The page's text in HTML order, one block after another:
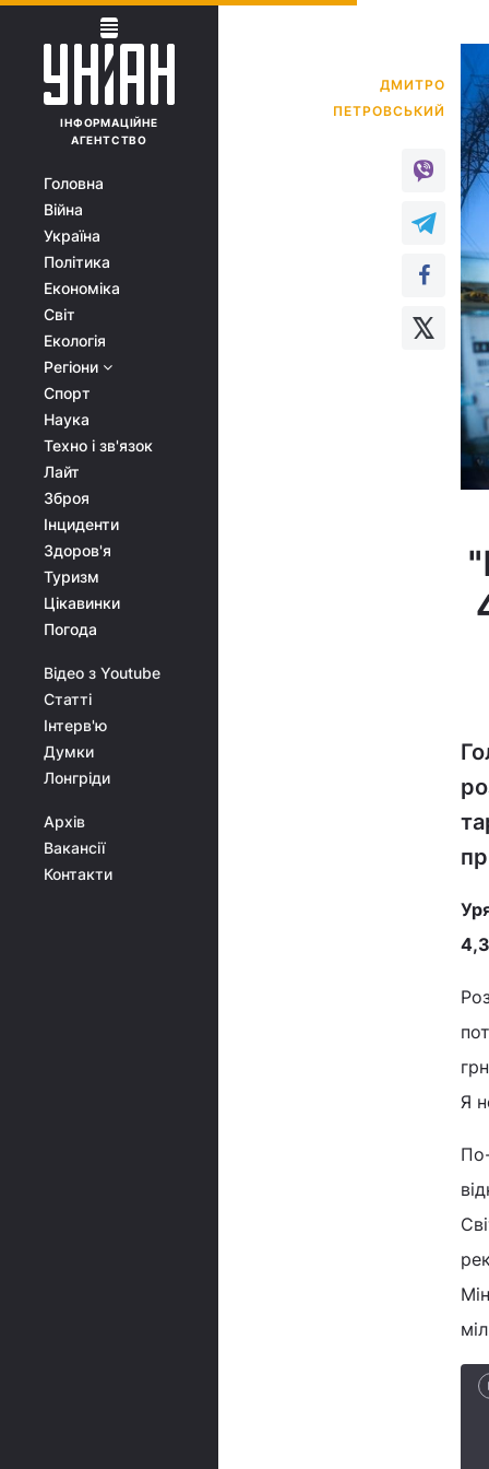
ІНФОРМАЦІЙНЕ
АГЕНТСТВО
Головна
Війна
Україна
Політика
Економіка
Світ
Екологія
Регіони
Спорт
Наука
Техно і зв'язок
Лайт
Зброя
Інциденти
Здоров'я
Туризм
Цікавинки
Погода
Відео з Youtube
Статті
Інтерв'ю
Думки
Лонгріди
Архів
Вакансії
Контакти
ДМИТРО
Я